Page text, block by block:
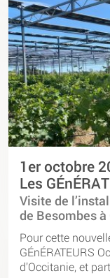
1er octobre
Les
Visite de
de Besombes à
Pour cette
GÉnÉRATEURS
d’Occitanie, et